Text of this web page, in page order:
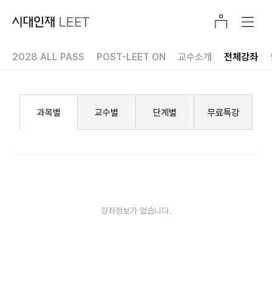
2028 ALL PASS POST-LEET ON 교수소개 전체강좌
과목별 교수별 단계별 무료특강
강좌정보가 없습니다.